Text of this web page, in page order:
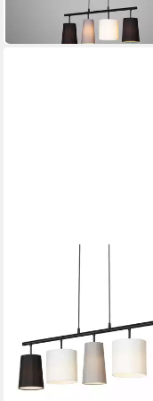
in 3-4 Werktagen bei dir